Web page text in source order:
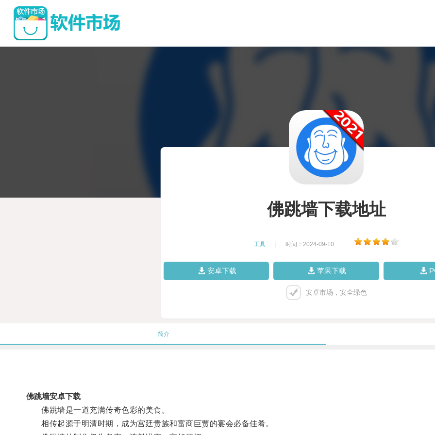
佛跳墙下载地址
工具 时间：2024-09-10
安卓下载 苹果下载
安卓市场，安全绿色
简介
佛跳墙安卓下载
佛跳墙是一道充满传奇色彩的美食。
相传起源于明清时期，成为宫廷贵族和富商巨贾的宴会必备佳肴。